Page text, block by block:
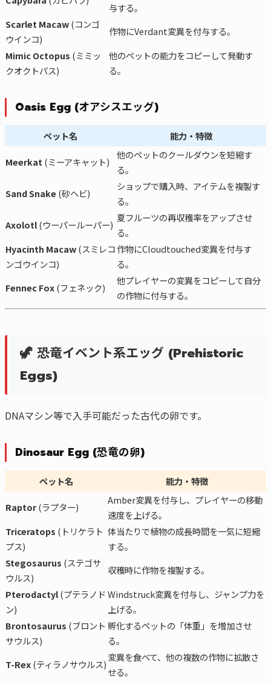
与する。
Scarlet Macaw(コンゴ
ウインコ)
作物にVerdant変異を付与する。
Mimic Octopus (ミミッ
クオクトパス)
他のペットの能力をコピーして発動す
る。
Oasis Egg (オアシスエッグ)
ペット名 能力・特徴
Meerkat (ミーアキャット)
他のペットのクールダウンを短縮す
る。
Sand Snake(砂ヘビ)
ショップで購入時、アイテムを複製す
る。
Axolotl(ウーパールーパー)
夏フルーツの再収穫率をアップさせ
る。
Hyacinth Macaw(スミレコ
ンゴウインコ)
作物にCloudtouched変異を付与す
る。
Fennec Fox(フェネック)
他プレイヤーの変異をコピーして自分
の作物に付与する。
🦖 恐竜イベント系エッグ (Prehistoric
Eggs)
DNAマシン等で入手可能だった古代の卵です。
Dinosaur Egg (恐竜の卵)
ペット名 能力・特徴
Raptor(ラプター)
Amber変異を付与し、プレイヤーの移動
速度を上げる。
Triceratops (トリケラト
プス)
体当たりで植物の成長時間を一気に短縮
する。
Stegosaurus (ステゴサ
ウルス)
収穫時に作物を複製する。
Pterodactyl(プテラノド
ン)
Windstruck変異を付与し、ジャンプ力を
上げる。
Brontosaurus (ブロント
サウルス)
孵化するペットの「体重」を増加させ
る。
T-Rex(ティラノサウルス)
変異を食べて、他の複数の作物に拡散さ
せる。